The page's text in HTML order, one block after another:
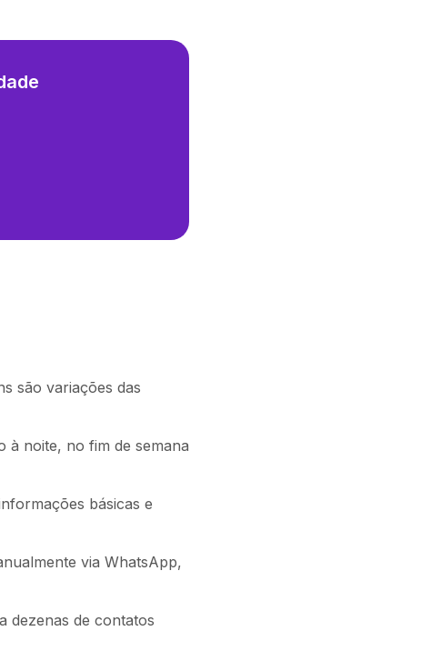
são variações das
à noite, no fim de semana
básicas e
via WhatsApp,
dezenas de contatos